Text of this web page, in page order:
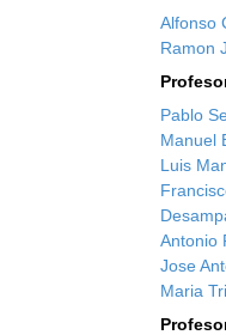
Alfonso
Ramon
Pablo
Manuel
Luis
Antonio
Jose
Maria